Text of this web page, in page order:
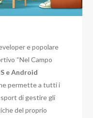
e popolare
“Nel Campo
e Android
permette a tutti i
di gestire gli
del proprio